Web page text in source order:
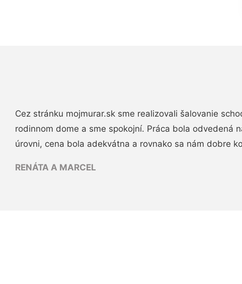
Cez stránku mojmurar.sk sme realizovali šalovanie
rodinnom dome a sme spokojní. Práca bola odvedená
úrovni, cena bola adekvátna a rovnako sa nám dobre
RENÁTA A MARCEL